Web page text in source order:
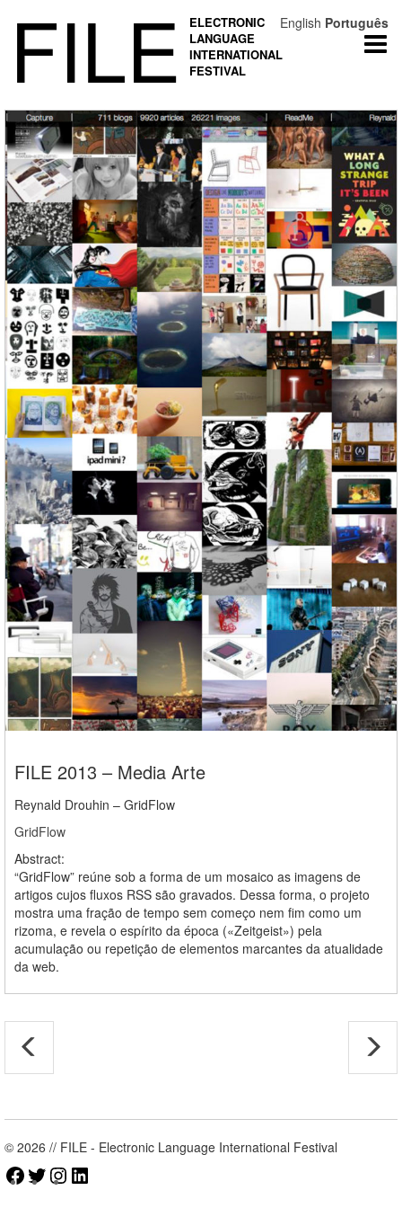
FILE
ELECTRONIC
LANGUAGE
INTERNATIONAL
FESTIVAL
FILE 2013 – Media Arte
Reynald Drouhin – GridFlow
GridFlow
Abstract:
“GridFlow” reúne sob a forma de um mosaico as imagens de
artigos cujos fluxos RSS são gravados. Dessa forma, o projeto
mostra uma fração de tempo sem começo nem fim como um
rizoma, e revela o espírito da época («Zeitgeist») pela
acumulação ou repetição de elementos marcantes da atualidade
da web.
© 2026 // FILE - Electronic Language International Festival
Facebook
TwitterInstagram
English Português